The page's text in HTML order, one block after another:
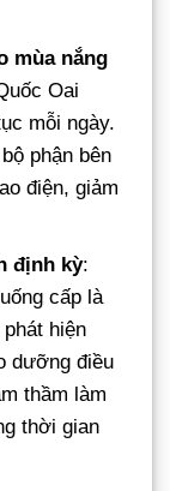
mùa nắng
Oai
mỗi ngày.
phận bên
điện, giảm
định kỳ:
cấp là
hiện
dưỡng điều
thầm làm
thời gian